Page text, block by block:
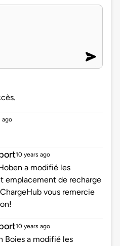
ago
10 years ago
a modifié les
emplacement de recharge
vous remercie
10 years ago
Boies a modifié les